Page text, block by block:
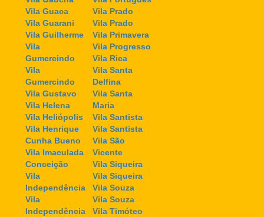
Vila Guaca
Vila Guarani
Vila Guilherme
Vila
Gumercindo
Vila
Gumercindo
Vila Gustavo
Vila Helena
Vila Heliópolis
Vila Henrique
Cunha Bueno
Vila Imaculada
Conceição
Vila
Independência
Vila
Independência
Vila Prado
Vila Prado
Vila Primavera
Vila Progresso
Vila Rica
Vila Santa
Delfina
Vila Santa
Maria
Vila Santista
Vila Santista
Vila São
Vicente
Vila Siqueira
Vila Siqueira
Vila Souza
Vila Souza
Vila Timóteo